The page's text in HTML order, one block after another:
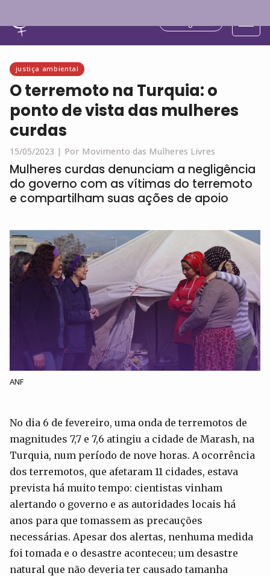
justiça ambiental
O terremoto na Turquia: o
ponto de vista das mulheres
curdas
15/05/2023 | Por Movimento das Mulheres Livres
Mulheres curdas denunciam a negligência
do governo com as vítimas do terremoto
e compartilham suas ações de apoio
ANF
No dia 6 de fevereiro, uma onda de terremotos de
magnitudes 7,7 e 7,6 atingiu a cidade de Marash, na
Turquia, num período de nove horas. A ocorrência
dos terremotos, que afetaram 11 cidades, estava
prevista há muito tempo: cientistas vinham
alertando o governo e as autoridades locais há
anos para que tomassem as precauções
necessárias. Apesar dos alertas, nenhuma medida
foi tomada e o desastre aconteceu; um desastre
natural que não deveria ter causado tamanha